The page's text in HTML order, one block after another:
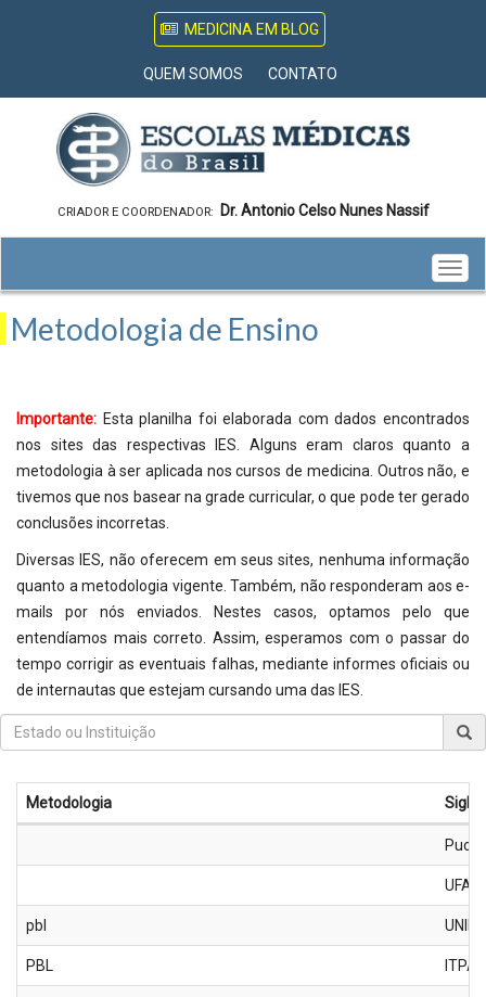
MEDICINA EM BLOG
QUEM SOMOS CONTATO
CRIADOR E COORDENADOR: Dr. Antonio Celso Nunes Nassif
Metodologia de Ensino
Importante: Esta planilha foi elaborada com dados encontrados
nos sites das respectivas IES. Alguns eram claros quanto a
metodologia à ser aplicada nos cursos de medicina. Outros não, e
tivemos que nos basear na grade curricular, o que pode ter gerado
conclusões incorretas.
Diversas IES, não oferecem em seus sites, nenhuma informação
quanto a metodologia vigente. Também, não responderam aos e-
mails por nós enviados. Nestes casos, optamos pelo que
entendíamos mais correto. Assim, esperamos com o passar do
tempo corrigir as eventuais falhas, mediante informes oficiais ou
de internautas que estejam cursando uma das IES.
de
Metodologia Sigla
Puc-
UFAC
pbl
PBL ITPAC